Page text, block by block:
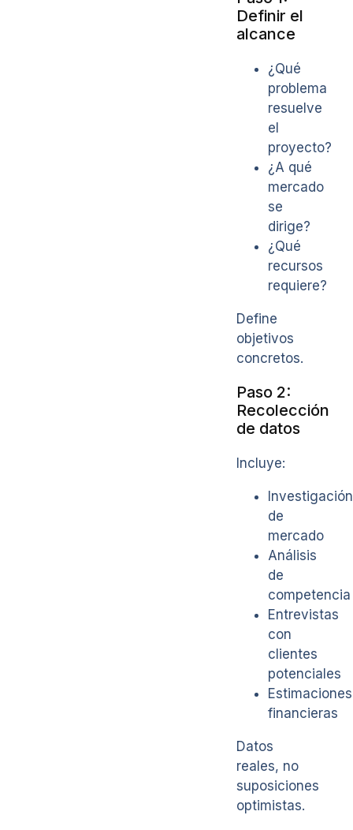
Definir el
alcance
¿Qué
problema
resuelve
el
proyecto?
¿A qué
mercado
se
dirige?
¿Qué
recursos
requiere?
Define
objetivos
concretos.
Paso 2:
Recolección
de datos
Incluye:
Investigación
de
mercado
Análisis
de
competencia
Entrevistas
con
clientes
potenciales
Estimaciones
financieras
Datos
reales, no
suposiciones
optimistas.